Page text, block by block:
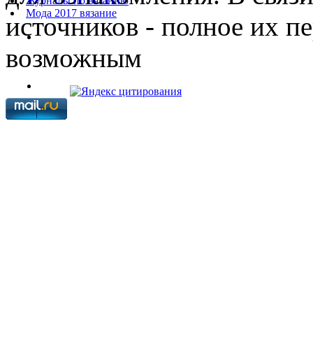
Мода 2017 вязание
источников - полное их
возможным